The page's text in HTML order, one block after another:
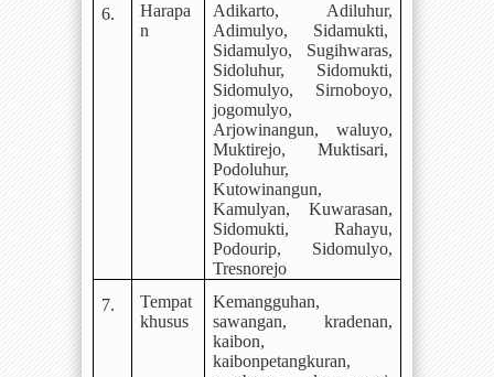
6.
Harapa
n
Adikarto, Adiluhur,
Adimulyo, Sidamukti,
Sidamulyo, Sugihwaras,
Sidoluhur, Sidomukti,
Sidomulyo, Sirnoboyo,
jogomulyo,
Arjowinangun, waluyo,
Muktirejo, Muktisari,
Podoluhur,
Kutowinangun,
Kamulyan,
Kuwarasan,
Sidomukti, Rahayu,
Podourip,
Sidomulyo,
Tresnorejo
7.
Tempat
khusus
Kemangguhan,
sawangan, kradenan,
kaibon,
kaibonpetangkuran,